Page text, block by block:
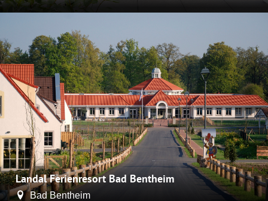
Landal Ferienresort Bad Bentheim
Bad Bentheim